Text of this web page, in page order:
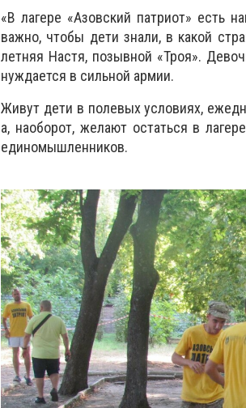
«В лагере «Азовский патриот» есть
важно, чтобы дети знали, в какой
летняя Настя, позывной «Троя».
нуждается в сильной армии.
Живут дети в полевых условиях,
а, наоборот, желают остаться в
единомышленников.